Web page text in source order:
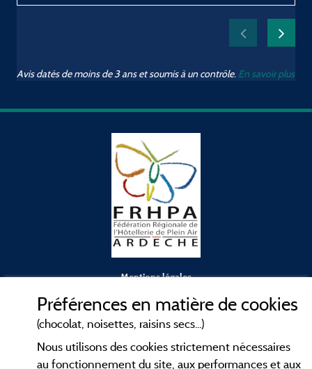
Avis datés de moins de 3 ans et soumis à un contrôle. En savoir plus
Mentions légales
Conditions générales d'utilisation
Contact
Préférences en matière de cookies
(chocolat, noisettes, raisins secs...)
Nous utilisons des cookies strictement nécessaires
au fonctionnement du site, aux performances et aux